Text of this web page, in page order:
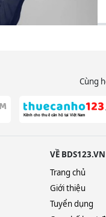
Cùng
VỀ BDS123.VN
Trang chủ
Giới thiệu
Tuyển dụng